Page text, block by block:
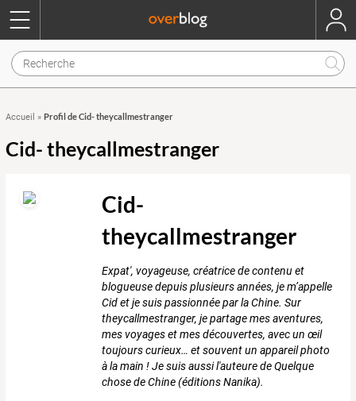
Accueil » Profil de Cid- theycallmestranger
Cid- theycallmestranger
Cid-
theycallmestranger
Expat', voyageuse, créatrice de contenu et
blogueuse depuis plusieurs années, je m’appelle
Cid et je suis passionnée par la Chine. Sur
theycallmestranger, je partage mes aventures,
mes voyages et mes découvertes, avec un œil
toujours curieux… et souvent un appareil photo
à la main ! Je suis aussi l'auteure de Quelque
chose de Chine (éditions Nanika).